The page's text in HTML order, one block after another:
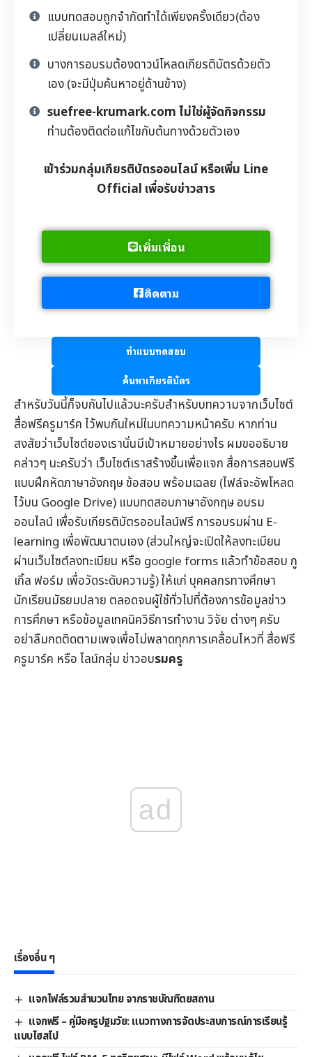
แบบทดสอบถูกจำกัดทำได้เพียงครั้งเดียว(ต้อง
เปลี่ยนเมลล์ใหม่)
บางการอบรมต้องดาวน์โหลดเกียรติบัตรด้วยตัว
เอง (จะมีปุ่มค้นหาอยู่ด้านข้าง)
suefree-krumark.com ไม่ใช่ผู้จัดกิจกรรม
ท่านต้องติดต่อแก้ไขกับต้นทางด้วยตัวเอง
เข้าร่วมกลุ่มเกียรติบัตรออนไลน์ หรือเพิ่ม Line
Official เพื่อรับข่าวสาร
เพิ่มเพื่อน
ติดตาม
ทำแบบทดสอบ
ค้นหาเกียรติบัตร
สำหรับวันนี้ก็จบกันไปแล้วนะครับสำหรับบทความจากเว็บไซต์
สื่อฟรีครูมาร์คไว้พบกันใหม่ในบทความหน้าครับ หากท่าน
สงสัยว่าเว็บไซต์ของเรานั่นมีเป้าหมายอย่างไร ผมขออธิบาย
คล่าวๆ นะครับว่า เว็บไซต์เราสร้างขึ้นเพื่อแจก สื่อการสอนฟรี
แบบฝึกหัดภาษาอังกฤษข้อสอบพร้อมเฉลย (ไฟล์จะอัพโหลด
ไว้บน Google Drive) แบบทดสอบภาษาอังกฤษอบรม
ออนไลน์ เพื่อรับเกียรติบัตรออนไลน์ฟรี การอบรมผ่าน E-
learning เพื่อพัฒนาตนเอง (ส่วนใหญ่จะเปิดให้ลงทะเบียน
ผ่านเว็บไซต์ลงทะเบียน หรือ google forms แล้วทำข้อสอบ กู
เกิ้ล ฟอร์ม เพื่อวัดระดับความรู้) ให้แก่ บุคคลกรทางศึกษา
นักเรียนมัธยมปลาย ตลอดจนผู้ใช้ทั่วไปที่ต้องการข้อมูลข่าว
การศึกษา หรือข้อมูลเทคนิควิธีการทำงาน วิจัย ต่างๆ ครับ
อย่าลืมกดติดตามเพจเพื่อไม่พลาดทุกการเคลื่อนไหวที่ สื่อฟรี
ครูมาร์ค หรือ ไลน์กลุ่มข่าวอบรมครู
ad
เรื่องอื่น ๆ
แจกไฟล์รวมสำนวนไทย จากราชบัณฑิตยสถาน
แจกฟรี – คู่มือครูปฐมวัย: แนวทางการจัดประสบการณ์การเรียนรู้
แบบไฮสโป